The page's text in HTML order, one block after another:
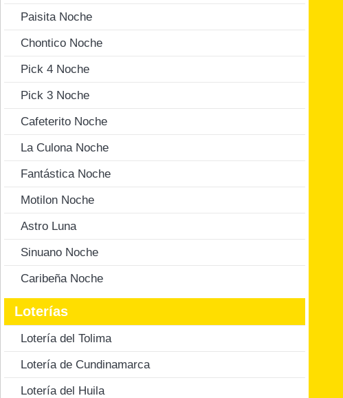
Paisita Noche
Chontico Noche
Pick 4 Noche
Pick 3 Noche
Cafeterito Noche
La Culona Noche
Fantástica Noche
Motilon Noche
Astro Luna
Sinuano Noche
Caribeña Noche
Loterías
Lotería del Tolima
Lotería de Cundinamarca
Lotería del Huila